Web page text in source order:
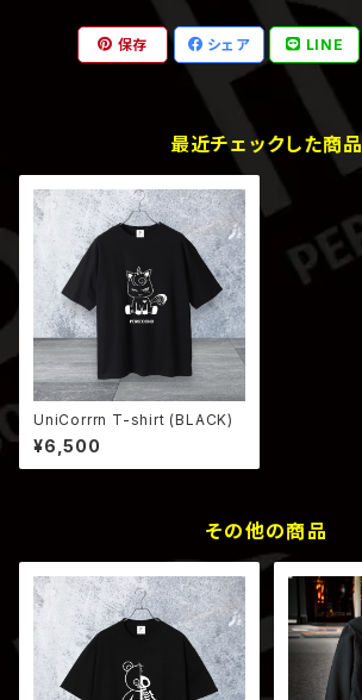
保存 シェア LINE
最近チェックした商品
UniCorrrn T-shirt (BLACK)
¥6,500
その他の商品